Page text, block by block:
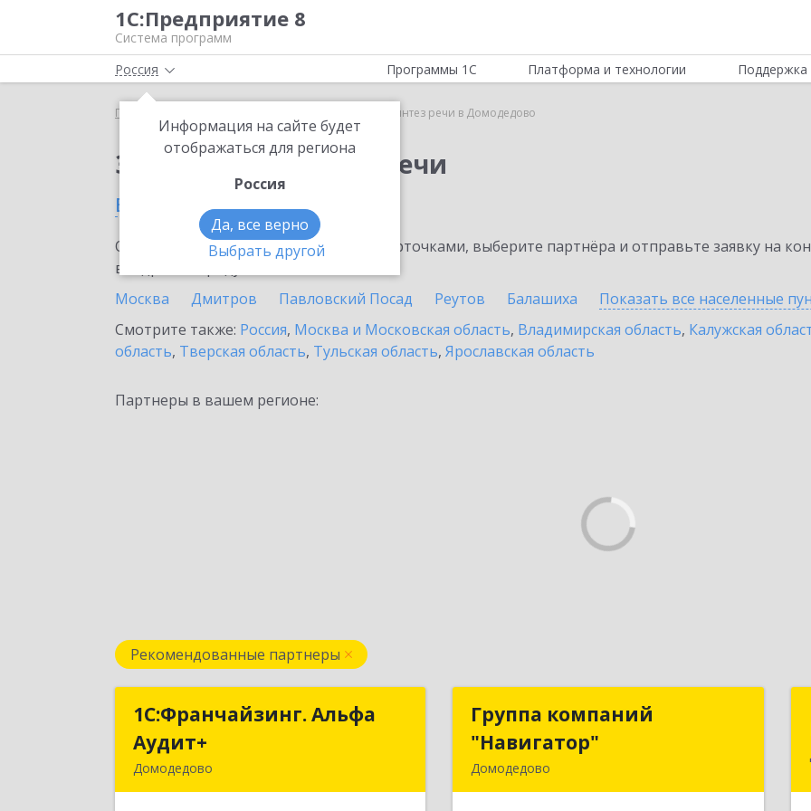
1С:Предприятие 8
Система программ
Россия
Информация на сайте будет
отображаться для региона
Россия
Да, все верно
Выбрать другой
Программы 1С Платформа и технологии Поддержка
Главная 1С:Синтез речи в Домодедово
Заказать 1С:Синтез речи
в Домодедово
Ознакомьтесь с информационными карточками, выберите партнёра и отправьте заявку на
внедрение продукта.
Москва
Дмитров Павловский Посад Реутов Балашиха Показать все населенные
Смотрите также: Россия, Москва и Московская область, Владимирская область, Калужская
область, Тверская область, Тульская область, Ярославская область
Партнеры в вашем регионе:
Рекомендованные партнеры
1С:Франчайзинг. Альфа
Аудит+
Домодедово
1С:Франчайзинг. Альфа
Группа компаний
"Навигатор"
Домодедово
Группа компаний